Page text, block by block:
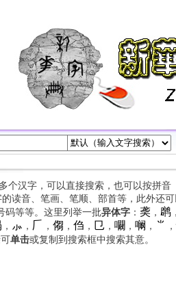
个汉字，可以直接搜索，也可以按拼音
读音、笔画、笔顺、部首等，此外还
码等等。这里列举一批异体字： 䶮 ， 䴙，
， ⺗ ， 𠂆 ， 㑳 ， 㑇 ， 㔾 ， 㘚 ， 㘎 ， ⺌ ，
单击或复制到搜索框中搜索其意。